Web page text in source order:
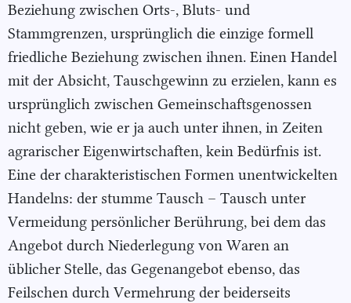
Beziehung zwischen Orts-, Bluts- und
Stammgrenzen, ursprünglich die einzige formell
friedliche Beziehung zwischen ihnen. Einen Handel
mit der Absicht, Tauschgewinn zu erzielen, kann es
ursprünglich zwischen Gemeinschaftsgenossen
nicht geben, wie er ja auch unter ihnen, in Zeiten
agrarischer Eigenwirtschaften, kein Bedürfnis ist.
Eine der charakteristischen Formen unentwickelten
Handelns: der stumme Tausch – Tausch unter
Vermeidung persönlicher Berührung, bei dem das
Angebot durch Niederlegung von Waren an
üblicher Stelle, das Gegenangebot ebenso, das
Feilschen durch Vermehrung der beiderseits